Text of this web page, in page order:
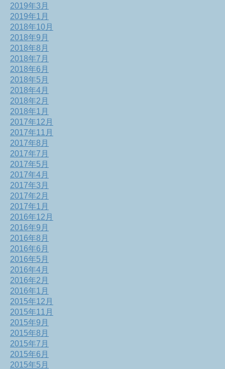
2019年3月
2019年1月
2018年10月
2018年9月
2018年8月
2018年7月
2018年6月
2018年5月
2018年4月
2018年2月
2018年1月
2017年12月
2017年11月
2017年8月
2017年7月
2017年5月
2017年4月
2017年3月
2017年2月
2017年1月
2016年12月
2016年9月
2016年8月
2016年6月
2016年5月
2016年4月
2016年2月
2016年1月
2015年12月
2015年11月
2015年9月
2015年8月
2015年7月
2015年6月
2015年5月